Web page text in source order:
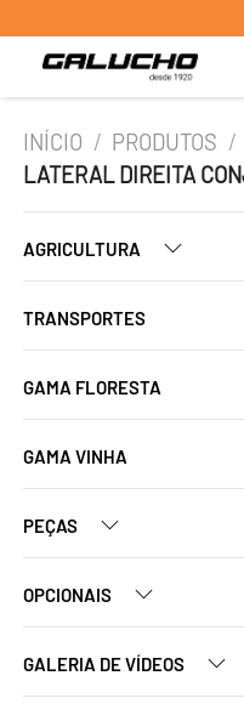
INÍCIO / PRODUTOS /
LATERAL DIREITA
AGRICULTURA
TRANSPORTES
GAMA FLORESTA
GAMA VINHA
PEÇAS
OPCIONAIS
GALERIA DE VÍDEOS